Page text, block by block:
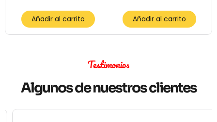
Añadir al carrito Añadir al carrito
Testimonios
Algunos de nuestros clientes